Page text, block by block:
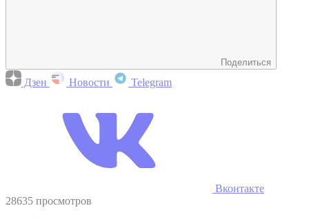
Поделиться
Дзен Новости Telegram
Вконтакте
28635 просмотров